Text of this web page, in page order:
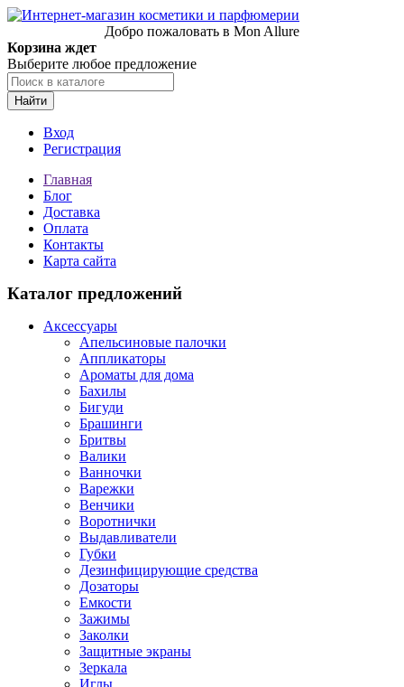
Добро пожаловать в Mon Allure
Корзина ждет
Выберите любое предложение
Найти
Вход
Регистрация
Главная
Блог
Доставка
Оплата
Контакты
Карта сайта
Каталог предложений
Аксессуары
Апельсиновые палочки
Аппликаторы
Ароматы для дома
Бахилы
Бигуди
Брашинги
Бритвы
Валики
Ванночки
Варежки
Венчики
Воротнички
Выдавливатели
Губки
Дезинфицирующие средства
Дозаторы
Емкости
Зажимы
Заколки
Защитные экраны
Зеркала
Иглы